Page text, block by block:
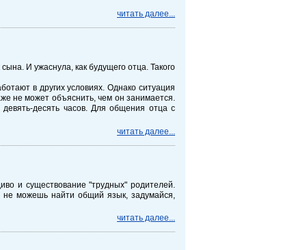
читать далее...
И ужаснула, как будущего отца. Такого
в других условиях. Однако ситуация
не может объяснить, чем он занимается.
десять часов. Для общения отца с
читать далее...
и существование "трудных" родителей.
можешь найти общий язык, задумайся,
читать далее...